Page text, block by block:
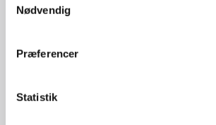
Nødvendig
Præferencer
Statistik